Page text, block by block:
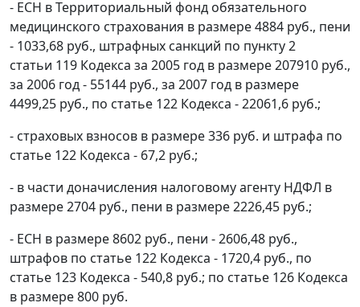
- ЕСН в Территориальный фонд обязательного
медицинского страхования в размере 4884 руб., пени
- 1033,68 руб., штрафных санкций по пункту 2
статьи 119 Кодекса за 2005 год в размере 207910 руб.,
за 2006 год - 55144 руб., за 2007 год в размере
4499,25 руб., по статье 122 Кодекса - 22061,6 руб.;
- страховых взносов в размере 336 руб. и штрафа по
статье 122 Кодекса - 67,2 руб.;
- в части доначисления налоговому агенту НДФЛ в
размере 2704 руб., пени в размере 2226,45 руб.;
- ЕСН в размере 8602 руб., пени - 2606,48 руб.,
штрафов по статье 122 Кодекса - 1720,4 руб., по
статье 123 Кодекса - 540,8 руб.; по статье 126 Кодекса
в размере 800 руб.